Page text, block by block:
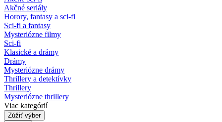
Akčné seriály
Horory, fantasy a sci-fi
Sci-fi a fantasy
Mysteriózne filmy
Sci-fi
Klasické a drámy
Drámy
Mysteriózne drámy
Thrillery a detektívky
Thrillery
Mysteriózne thrillery
Viac kategórií
Zúžiť výber